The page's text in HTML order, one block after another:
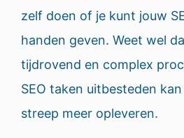
zelf doen of je kunt jouw
handen geven. Weet wel
tijdrovend en complex
SEO taken uitbesteden
streep meer opleveren.